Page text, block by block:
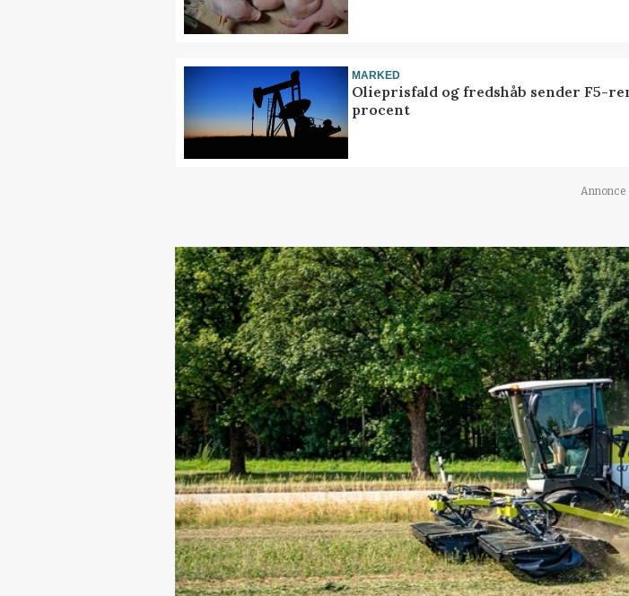
MARKED
Olieprisfald og fredshåb sender F5-
procent
Annonce